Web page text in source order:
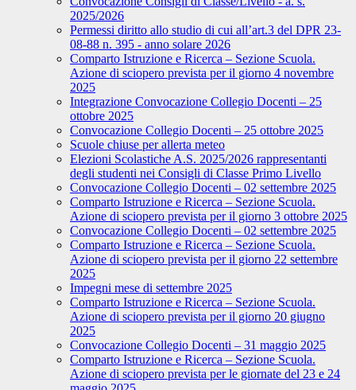
2025/2026
Permessi diritto allo studio di cui all’art.3 del DPR 23-
08-88 n. 395 - anno solare 2026
Comparto Istruzione e Ricerca – Sezione Scuola.
Azione di sciopero prevista per il giorno 4 novembre
2025
Integrazione Convocazione Collegio Docenti – 25
ottobre 2025
Convocazione Collegio Docenti – 25 ottobre 2025
Scuole chiuse per allerta meteo
Elezioni Scolastiche A.S. 2025/2026 rappresentanti
degli studenti nei Consigli di Classe Primo Livello
Convocazione Collegio Docenti – 02 settembre 2025
Comparto Istruzione e Ricerca – Sezione Scuola.
Azione di sciopero prevista per il giorno 3 ottobre 2025
Convocazione Collegio Docenti – 02 settembre 2025
Comparto Istruzione e Ricerca – Sezione Scuola.
Azione di sciopero prevista per il giorno 22 settembre
2025
Impegni mese di settembre 2025
Comparto Istruzione e Ricerca – Sezione Scuola.
Azione di sciopero prevista per il giorno 20 giugno
2025
Convocazione Collegio Docenti – 31 maggio 2025
Comparto Istruzione e Ricerca – Sezione Scuola.
Azione di sciopero prevista per le giornate del 23 e 24